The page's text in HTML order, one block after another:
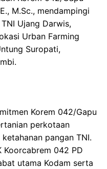
M.Sc., mendampingi
Ujang Darwis,
Urban Farming
Suropati,
Korem 042/Gapu
perkotaan
pangan TNI.
Koorcabrem 042 PD
utama Kodam serta